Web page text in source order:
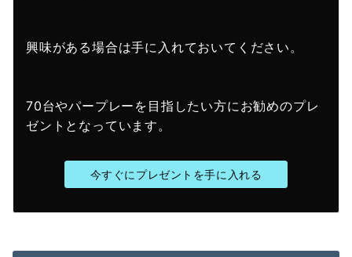
興味がある場合は手に入れておいてください。
70台やパープレーを目指したい方にお勧めのプレ
ゼントとなっています。
今すぐにプレゼントを手に入れる